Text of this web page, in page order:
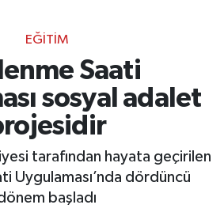
EĞİTİM
Saati
sosyal adalet
tarafından hayata geçirilen
Uygulaması’nda dördüncü
başladı